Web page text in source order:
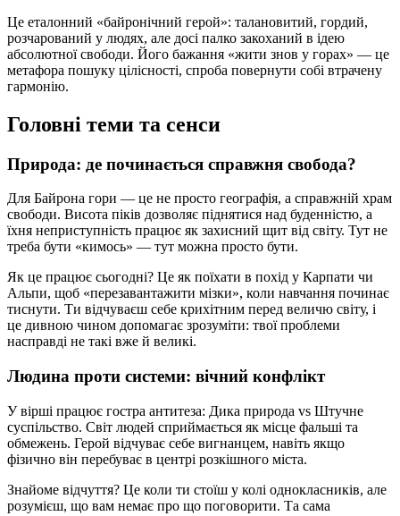
Це еталонний «байронічний герой»: талановитий, гордий,
розчарований у людях, але досі палко закоханий в ідею
абсолютної свободи. Його бажання «жити знов у горах» — це
метафора пошуку цілісності, спроба повернути собі втрачену
гармонію.
Головні теми та сенси
Природа: де починається справжня свобода?
Для Байрона гори — це не просто географія, а справжній храм
свободи. Висота піків дозволяє піднятися над буденністю, а
їхня неприступність працює як захисний щит від світу. Тут не
треба бути «кимось» — тут можна просто бути.
Як це працює сьогодні? Це як поїхати в похід у Карпати чи
Альпи, щоб «перезавантажити мізки», коли навчання починає
тиснути. Ти відчуваєш себе крихітним перед величю світу, і
це дивною чином допомагає зрозуміти: твої проблеми
насправді не такі вже й великі.
Людина проти системи: вічний конфлікт
У вірші працює гостра антитеза: Дика природа vs Штучне
суспільство. Світ людей сприймається як місце фальші та
обмежень. Герой відчуває себе вигнанцем, навіть якщо
фізично він перебуває в центрі розкішного міста.
Знайоме відчуття? Це коли ти стоїш у колі однокласників, але
розумієш, що вам немає про що поговорити. Та сама